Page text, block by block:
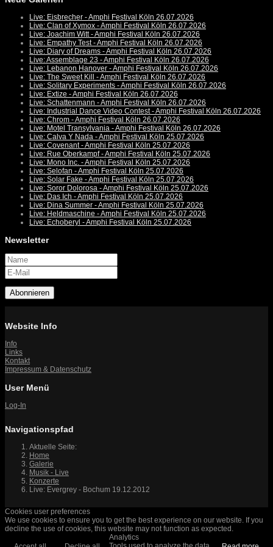
Live: Eisbrecher - Amphi Festival Köln 26.07.2026
Live: Clan of Xymox - Amphi Festival Köln 26.07.2026
Live: Joachim Witt - Amphi Festival Köln 26.07.2026
Live: Empathy Test - Amphi Festival Köln 26.07.2026
Live: Diary of Dreams - Amphi Festival Köln 26.07.2026
Live: Assemblage 23 - Amphi Festival Köln 26.07.2026
Live: Lebanon Hanover - Amphi Festival Köln 26.07.2026
Live: The Sweet Kill - Amphi Festival Köln 26.07.2026
Live: Solitary Experiments - Amphi Festival Köln 26.07.2026
Live: Extize - Amphi Festival Köln 26.07.2026
Live: Schattenmann - Amphi Festival Köln 26.07.2026
Live: Industrial Dance Video Contest - Amphi Festival Köln 26.07.2026
Live: Chrom - Amphi Festival Köln 26.07.2026
Live: Motel Transylvania - Amphi Festival Köln 26.07.2026
Live: Calva Y Nada - Amphi Festival Köln 25.07.2026
Live: Covenant - Amphi Festival Köln 25.07.2026
Live: Rue Oberkampf - Amphi Festival Köln 25.07.2026
Live: Mono Inc. - Amphi Festival Köln 25.07.2026
Live: Selofan - Amphi Festival Köln 25.07.2026
Live: Solar Fake - Amphi Festival Köln 25.07.2026
Live: Soror Dolorosa - Amphi Festival Köln 25.07.2026
Live: Das Ich - Amphi Festival Köln 25.07.2026
Live: Dina Summer - Amphi Festival Köln 25.07.2026
Live: Heldmaschine - Amphi Festival Köln 25.07.2026
Live: Echoberyl - Amphi Festival Köln 25.07.2026
Newsletter
Abonnieren
Website Info
Info
Links
Kontakt
Impressum & Datenschutz
User Menü
Log-In
Navigationspfad
Aktuelle Seite:
Home
Galerie
Musik - Live
Konzerte
Live: Evergrey - Bochum 19.12.2012
Cookies user preferences
We use cookies to ensure you to get the best experience on our website. If you
decline the use of cookies, this website may not function as expected.
Analytics